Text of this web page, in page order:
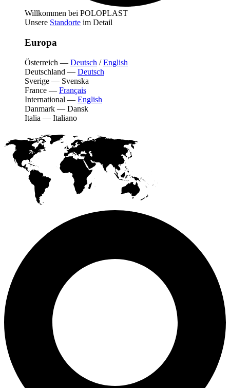
Willkommen bei POLOPLAST
Unsere Standorte im Detail
Europa
Österreich — Deutsch /English
Deutschland — Deutsch
Sverige — Svenska
France — Français
International — English
Danmark — Dansk
Italia — Italiano